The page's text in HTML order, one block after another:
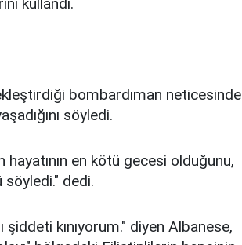
kullandı.
bombardıman neticesinde
söyledi.
en kötü gecesi olduğunu,
dedi.
şiddeti kınıyorum." diyen Albanese,